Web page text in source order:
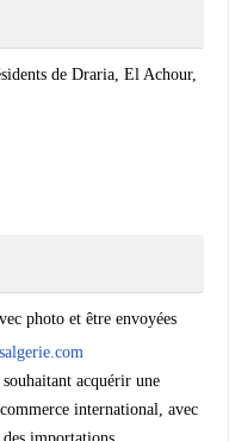
de Draria, El Achour,
photo et être envoyées
acquérir une
international, avec